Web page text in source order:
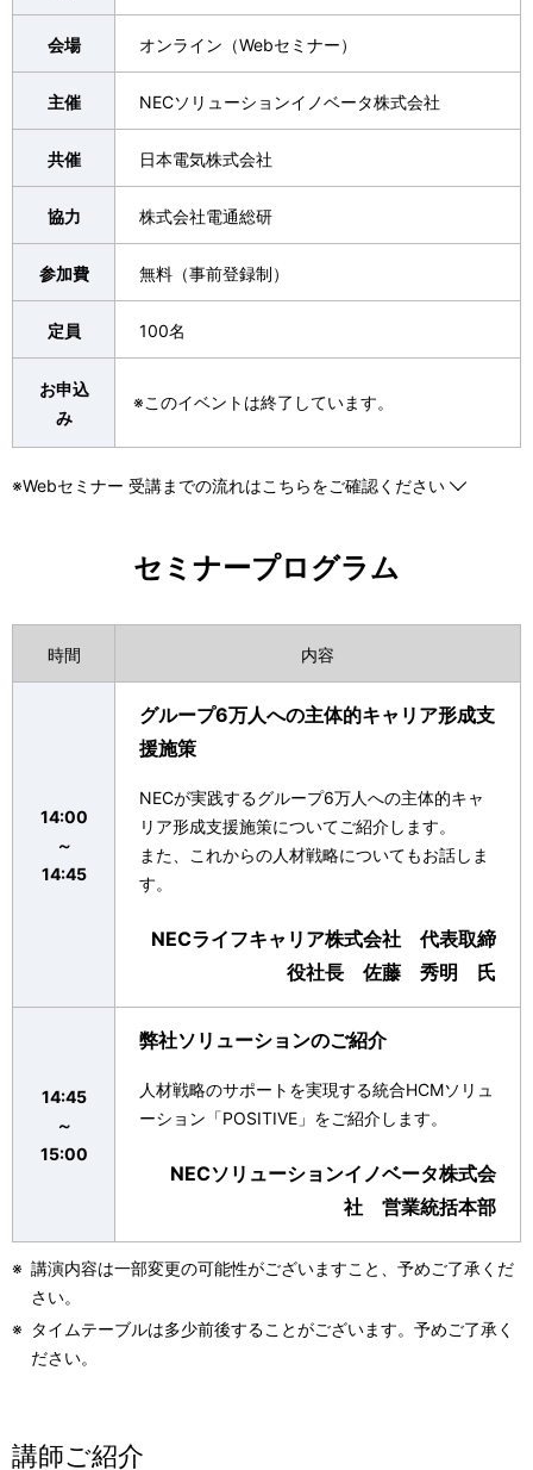
会場 オンライン（Webセミナー）
主催 NECソリューションイノベータ株式会社
共催 日本電気株式会社
協力 株式会社電通総研
参加費 無料（事前登録制）
定員 100名
お申込
み
※このイベントは終了しています。
※Webセミナー 受講までの流れはこちらをご確認ください
セミナープログラム
時間 内容
14:00
～
14:45
グループ6万人への主体的キャリア形成支
援施策
NECが実践するグループ6万人への主体的キャ
リア形成支援施策についてご紹介します。
また、これからの人材戦略についてもお話しま
す。
NECライフキャリア株式会社 代表取締
役社長 佐藤 秀明 氏
14:45
～
15:00
弊社ソリューションのご紹介
人材戦略のサポートを実現する統合HCMソリュ
ーション「POSITIVE」をご紹介します。
NECソリューションイノベータ株式会
社 営業統括本部
※ 講演内容は一部変更の可能性がございますこと、予めご了承くだ
さい。
※ タイムテーブルは多少前後することがございます。予めご了承く
ださい。
講師ご紹介